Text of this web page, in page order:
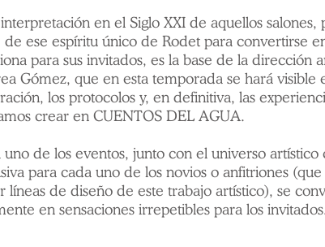
en el Siglo XXI de aquellos salones,
de ese espíritu único de Rodet para convertirse
para sus invitados, es la base de la dirección
Gómez, que en esta temporada se hará visible
los protocolos y, en definitiva, las
crear en CUENTOS DEL AGUA.
uno de los eventos, junto con el universo artístico
para cada uno de los novios o anfitriones
líneas de diseño de este trabajo artístico), se
en sensaciones irrepetibles para los